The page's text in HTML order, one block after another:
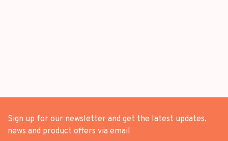
Sign up for our newsletter and get the latest updates,
news and product offers via email